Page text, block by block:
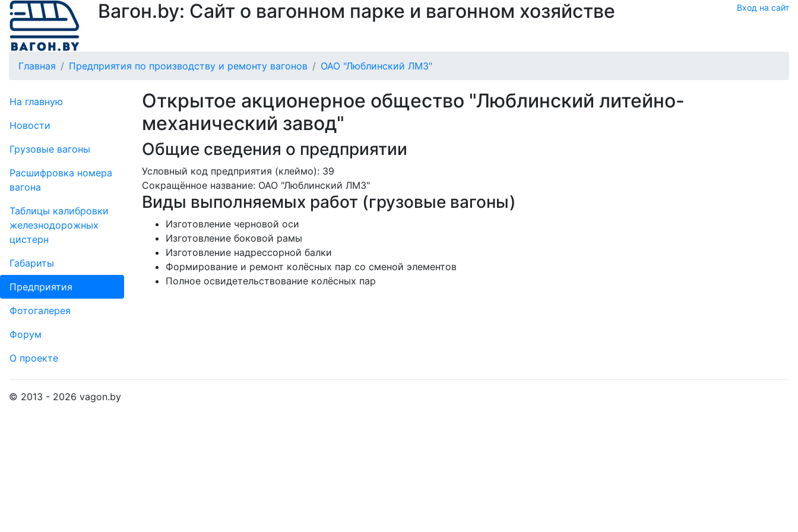
Вагон.by: Сайт о вагонном парке и вагонном хозяйстве Вход на сайт
Главная Предприятия по производству и ремонту вагонов ОАО "Люблинский ЛМЗ"
На главную
Новости
Грузовые вагоны
Рас­шифров­ка номера
вагона
Таблицы калибровки
же­лезно­дорожных
цистерн
Габариты
Пред­прия­тия
Фо­то­га­ле­рея
Форум
О проекте
Открытое акционерное общество "Люблинский литейно-
механический завод"
Общие сведения о предприятии
Условный код предприятия (клеймо): 39
Сокращённое название: ОАО "Люблинский ЛМЗ"
Виды выполняемых работ (грузовые вагоны)
Изготовление черновой оси
Изготовление боковой рамы
Изготовление надрессорной балки
Формирование и ремонт колёсных пар со сменой элементов
Полное освидетельствование колёсных пар
© 2013 - 2026 vagon.by